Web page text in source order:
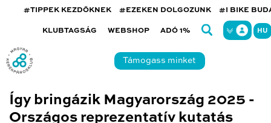
#TIPPEK KEZDŐKNEK #EZEKEN DOLGOZUNK #I BIKE
KLUBTAGSÁG WEBSHOP ADÓ 1% HU
Támogass minket
Így bringázik Magyarország 2025 -
Országos reprezentatív kutatás